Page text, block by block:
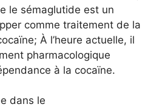
le sémaglutide est un
comme traitement de la
À l’heure actuelle, il
pharmacologique
à la cocaïne.
dans le